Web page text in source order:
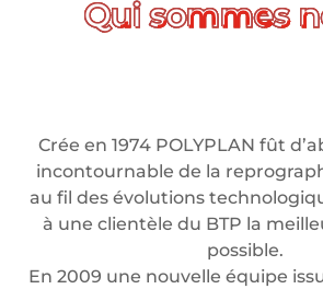
Crée en 1974 POLYPLAN fût
incontournable de la
au fil des évolutions
à une clientèle du BTP la
possible.
En 2009 une nouvelle équipe